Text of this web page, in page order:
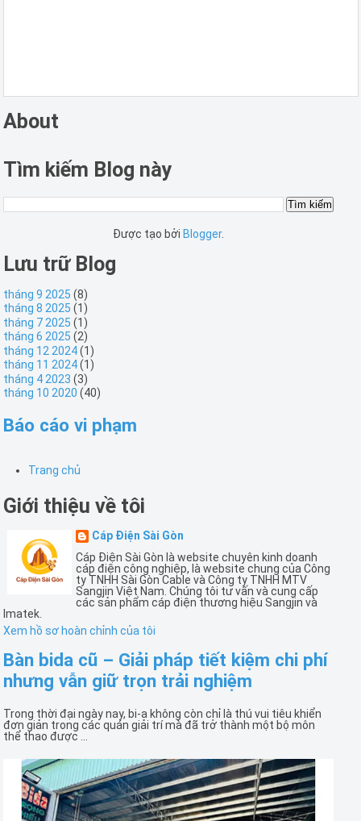
About
Tìm kiếm Blog này
Được tạo bởi Blogger.
Lưu trữ Blog
tháng 9 2025 (8)
tháng 8 2025 (1)
tháng 7 2025 (1)
tháng 6 2025 (2)
tháng 12 2024(1)
tháng 11 2024(1)
tháng 4 2023 (3)
tháng 10 2020 (40)
Báo cáo vi phạm
Trang chủ
Giới thiệu về tôi
Cáp Điện Sài Gòn
Cáp Điện Sài Gòn là website chuyên kinh doanh
cáp điện công nghiệp, là website chung của Công
ty TNHH Sài Gòn Cable và Công ty TNHH MTV
Sangjin Việt Nam. Chúng tôi tư vấn và cung cấp
các sản phẩm cáp điện thương hiệu Sangjin và
Imatek.
Xem hồ sơ hoàn chỉnh của tôi
Bàn bida cũ – Giải pháp tiết kiệm chi phí
nhưng vẫn giữ trọn trải nghiệm
Trong thời đại ngày nay, bi-a không còn chỉ là thú vui tiêu khiển
đơn giản trong các quán giải trí mà đã trở thành một bộ môn
thể thao được ...